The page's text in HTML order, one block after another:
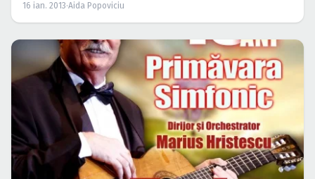
16 ian. 2013·Aida Popoviciu